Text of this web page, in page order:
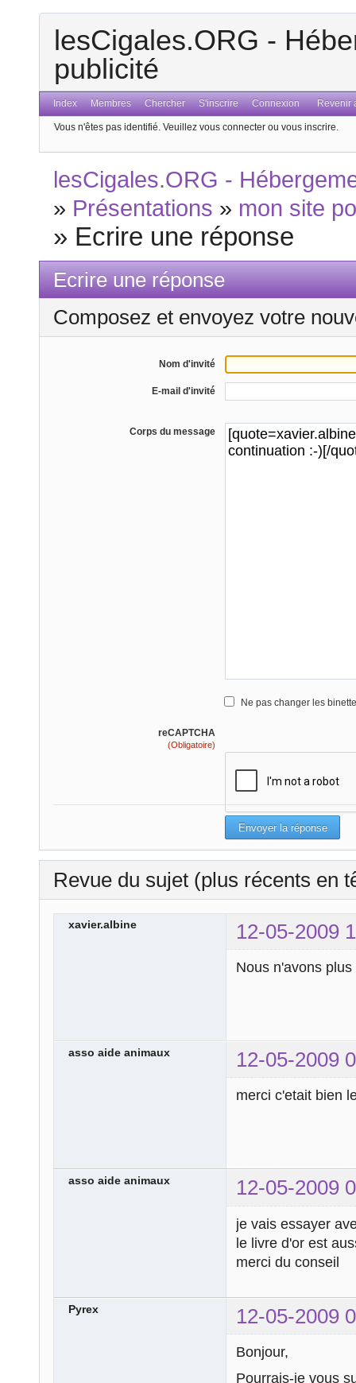
lesCigales.ORG -
publicité
Index Membres Chercher S'inscrire Connexion Revenir
Vous n'êtes pas identifié. Veuillez vous connecter ou vous inscrire.
lesCigales.ORG -
» Présentations » mon site
» Ecrire une réponse
Ecrire une réponse
Composez et envoyez votre
Nom d'invité
E-mail d'invité
Corps du message
Ne pas changer les
reCAPTCHA
(Obligatoire)
Revue du sujet (plus récents en
xavier.albine 12-05-2009
Nous n'avons
asso aide animaux 12-05-2009
merci c'etait bien
asso aide animaux 12-05-2009
je vais essayer
le livre d'or est
merci du conseil
Pyrex 12-05-2009
Bonjour,
Pourrais-je vous